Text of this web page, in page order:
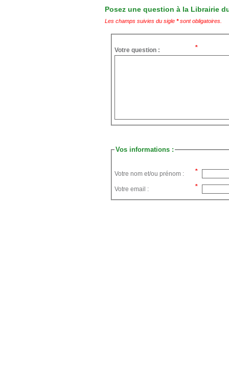
Posez une question à la Librairie
Les champs suivies du sigle *sont obligatoires.
Votre question :
Vos informations :
Votre nom et/ou prénom :
Votre email :